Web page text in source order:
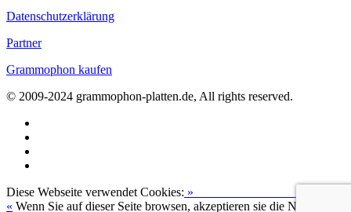
Datenschutzerklärung
Partner
Grammophon kaufen
© 2009-2024 grammophon-platten.de, All rights reserved.
Diese Webseite verwendet Cookies: »
« Wenn Sie auf dieser Seite browsen, akzeptieren sie die Nutzung